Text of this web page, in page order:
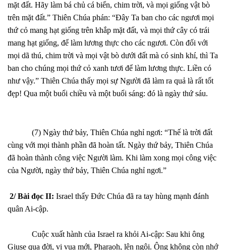
mặt đất. Hãy làm bá chủ cá biển, chim trời, và mọi giống vật bò
trên mặt đất.” Thiên Chúa phán: “Đây Ta ban cho các ngươi mọi
thứ cỏ mang hạt giống trên khắp mặt đất, và mọi thứ cây có trái
mang hạt giống, để làm lương thực cho các ngươi. Còn đối với
mọi dã thú, chim trời và mọi vật bò dưới đất mà có sinh khí, thì Ta
ban cho chúng mọi thứ cỏ xanh tươi để làm lương thực. Liền có
như vậy.” Thiên Chúa thấy mọi sự Người đã làm ra quả là rất tốt
đẹp! Qua một buổi chiều và một buổi sáng: đó là ngày thứ sáu.
(7) Ngày thứ bảy, Thiên Chúa nghỉ ngơi: “Thế là trời đất
cùng với mọi thành phần đã hoàn tất. Ngày thứ bảy, Thiên Chúa
đã hoàn thành công việc Người làm. Khi làm xong mọi công việc
của Người, ngày thứ bảy, Thiên Chúa nghỉ ngơi.”
2/ Bài đọc II: Israel thấy Đức Chúa đã ra tay hùng mạnh đánh
quân Ai-cập.
Cuộc xuất hành của Israel ra khỏi Ai-cập: Sau khi ông
Giuse qua đời, vị vua mới, Pharaoh, lên ngôi. Ông không còn nhớ